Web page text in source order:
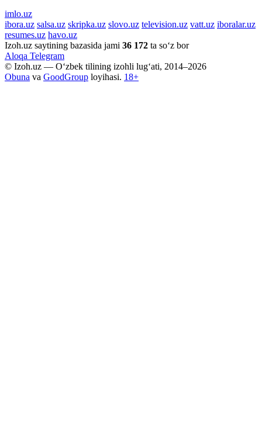
imlo.uz
ibora.uz salsa.uz skripka.uz slovo.uz television.uz vatt.uz iboralar.uz
resumes.uz havo.uz
Izoh.uz saytining bazasida jami 36 172 ta so‘z bor
Aloqa Telegram
© Izoh.uz — O‘zbek tilining izohli lug‘ati, 2014–2026
Obuna va GoodGroup loyihasi. 18+